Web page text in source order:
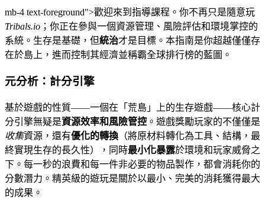
mb-4 text-foreground">歡迎來到指導課程。你不再只是隨意玩
Tribals.io ；你正在參與一個資源管理、風險評估和環境掌控的
系統。生存是基礎，但統治才是目標。本指南是你超越僅僅存
在於島上，進而控制其經濟並稱霸全球排行榜的藍圖。
元分析：計分引擎
基於遊戲的性質——一個在「荒島」上的生存遊戲——核心計
分引擎無疑是資源效率和風險管控 。遊戲獎勵玩家的不僅僅是
收集資源，還有優化的轉換 （將原材料轉化為工具、結構，最
終實現生存的長久性），同時最小化暴露於環境和玩家威脅之
下。每一秒的浪費和每一件非必要的物品製作，都會消耗你的
分數潛力。精英級的遊玩是關於以最小、完美的消耗獲得最大
的成果。